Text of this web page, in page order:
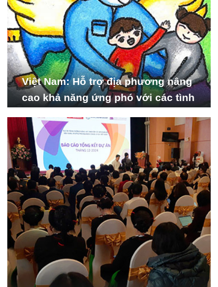
Việt Nam: Hỗ trợ địa phương nâng
cao khả năng ứng phó với các tình